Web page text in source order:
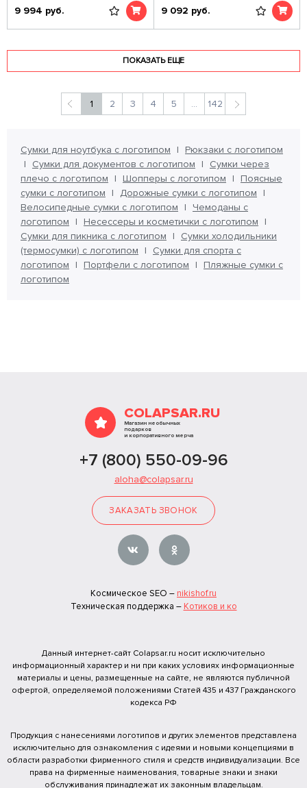
9 994 руб. 9 092 руб.
ПОКАЗАТЬ ЕЩЕ
1 2 3 4 5 ... 142
Сумки для ноутбука с логотипом
Рюкзаки с логотипом
Сумки для документов с логотипом
Сумки через
плечо с логотипом
Шопперы с логотипом
Поясные
сумки с логотипом
Дорожные сумки с логотипом
Велосипедные сумки с логотипом
Чемоданы с
логотипом
Несессеры и косметички с логотипом
Сумки для пикника с логотипом
Сумки холодильники
(термосумки) с логотипом
Сумки для спорта с
логотипом
Портфели с логотипом
Пляжные сумки с
логотипом
COLAPSAR.RU
Магазин необычных
подарков
и корпоративного мерча
+7 (800) 550-09-96
aloha@colapsar.ru
ЗАКАЗАТЬ ЗВОНОК
Космическое SEO – nikishof.ru
Техническая поддержка – Котиков и ко
Данный интернет-сайт Colapsar.ru носит исключительно
информационный характер и ни при каких условиях информационные
материалы и цены, размещенные на сайте, не являются публичной
офертой, определяемой положениями Статей 435 и 437 Гражданского
кодекса РФ
Продукция с нанесениями логотипов и других элементов представлена
исключительно для ознакомления с идеями и новыми концепциями в
области разработки фирменного стиля и средств индивидуализации. Все
права на фирменные наименования, товарные знаки и знаки
обслуживания принадлежат их законным владельцам.